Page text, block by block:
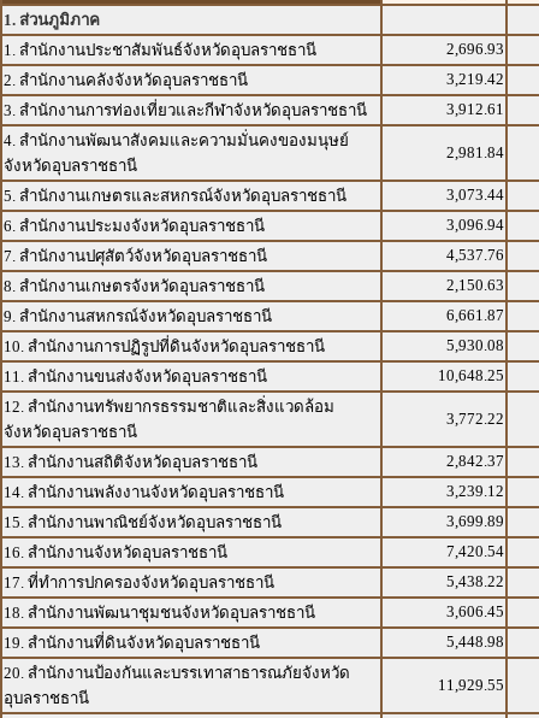
1. ส่วนภูมิภาค
1. สำนักงานประชาสัมพันธ์จังหวัดอุบลราชธานี
2,696.93
2. สำนักงานคลังจังหวัดอุบลราชธานี
3,219.42
3. สำนักงานการท่องเที่ยวและกีฬาจังหวัดอุบลราชธานี
3,912.61
4. สำนักงานพัฒนาสังคมและความมั่นคงของมนุษย์
จังหวัดอุบลราชธานี
2,981.84
5. สำนักงานเกษตรและสหกรณ์จังหวัดอุบลราชธานี
3,073.44
6. สำนักงานประมงจังหวัดอุบลราชธานี
3,096.94
7. สำนักงานปศุสัตว์จังหวัดอุบลราชธานี
4,537.76
8. สำนักงานเกษตรจังหวัดอุบลราชธานี
2,150.63
9. สำนักงานสหกรณ์จังหวัดอุบลราชธานี
6,661.87
10. สำนักงานการปฏิรูปที่ดินจังหวัดอุบลราชธานี
5,930.08
11. สำนักงานขนส่งจังหวัดอุบลราชธานี
10,648.25
12. สำนักงานทรัพยากรธรรมชาติและสิ่งแวดล้อม
จังหวัดอุบลราชธานี
3,772.22
13. สำนักงานสถิติจังหวัดอุบลราชธานี
2,842.37
14. สำนักงานพลังงานจังหวัดอุบลราชธานี
3,239.12
15. สำนักงานพาณิชย์จังหวัดอุบลราชธานี
3,699.89
16. สำนักงานจังหวัดอุบลราชธานี
7,420.54
17. ที่ทำการปกครองจังหวัดอุบลราชธานี
5,438.22
18. สำนักงานพัฒนาชุมชนจังหวัดอุบลราชธานี
3,606.45
19. สำนักงานที่ดินจังหวัดอุบลราชธานี
5,448.98
20. สำนักงานป้องกันและบรรเทาสาธารณภัยจังหวัด
อุบลราชธานี
11,929.55